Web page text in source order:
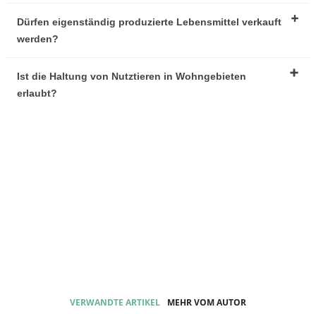
Dürfen eigenständig produzierte Lebensmittel verkauft
werden?
Ist die Haltung von Nutztieren in Wohngebieten
erlaubt?
VERWANDTE ARTIKEL MEHR VOM AUTOR